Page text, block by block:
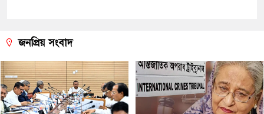
জনপ্রিয় সংবাদ